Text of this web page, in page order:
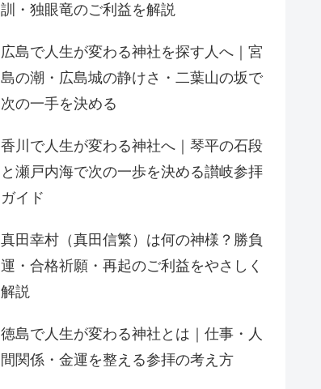
訓・独眼竜のご利益を解説
広島で人生が変わる神社を探す人へ｜宮
島の潮・広島城の静けさ・二葉山の坂で
次の一手を決める
香川で人生が変わる神社へ｜琴平の石段
と瀬戸内海で次の一歩を決める讃岐参拝
ガイド
真田幸村（真田信繁）は何の神様？勝負
運・合格祈願・再起のご利益をやさしく
解説
徳島で人生が変わる神社とは｜仕事・人
間関係・金運を整える参拝の考え方